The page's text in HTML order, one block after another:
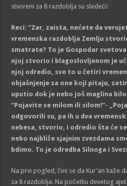
stvoreni za 8 razdoblja su sledeći:
Reci: “Zar, zaista, nećete da
vremenska razdoblja Zemlju
smatrate? To je Gospodar
njoj stvorio i blagoslovljenom je
njoj odredio, sve to u četiri
objašnjenje za one koji pitaju,
uputio dok je nebo još maglina
“Pojavite se milom ili silom!”-
odgovorili su, pa ih u dva
nebesa, stvorio, i odredio šta će
nebo najbliže sjajnim zvezdama
bdimo. To je odredba Silnoga i
Na prvi pogled, čini se da Kur'an kaže
za 8 razdoblja. Na početku devetog